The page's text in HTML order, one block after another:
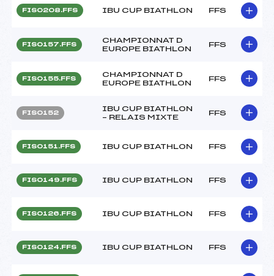
FIS0208.FFS IBU CUP BIATHLON FFS
FIS0157.FFS
CHAMPIONNAT D
EUROPE BIATHLON
FFS
FIS0155.FFS
CHAMPIONNAT D
EUROPE BIATHLON
FFS
FIS0152
IBU CUP BIATHLON
– RELAIS MIXTE
FFS
FIS0151.FFS IBU CUP BIATHLON FFS
FIS0149.FFS IBU CUP BIATHLON FFS
FIS0126.FFS IBU CUP BIATHLON FFS
FIS0124.FFS IBU CUP BIATHLON FFS